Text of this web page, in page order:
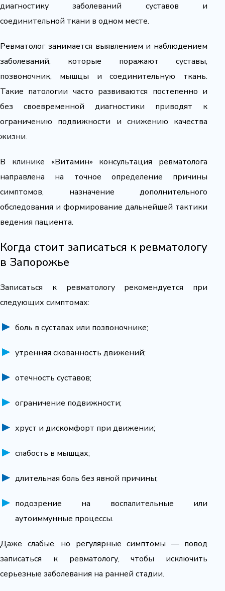
диагностику заболеваний суставов и
соединительной ткани в одном месте.
Ревматолог занимается выявлением и наблюдением
заболеваний, которые поражают суставы,
позвоночник, мышцы и соединительную ткань.
Такие патологии часто развиваются постепенно и
без своевременной диагностики приводят к
ограничению подвижности и снижению качества
жизни.
В клинике «Витамин» консультация ревматолога
направлена на точное определение причины
симптомов, назначение дополнительного
обследования и формирование дальнейшей тактики
ведения пациента.
Когда стоит записаться к ревматологу
в Запорожье
Записаться к ревматологу рекомендуется при
следующих симптомах:
боль в суставах или позвоночнике;
утренняя скованность движений;
отечность суставов;
ограничение подвижности;
хруст и дискомфорт при движении;
слабость в мышцах;
длительная боль без явной причины;
подозрение на воспалительные или
аутоиммунные процессы.
Даже слабые, но регулярные симптомы — повод
записаться к ревматологу, чтобы исключить
серьезные заболевания на ранней стадии.